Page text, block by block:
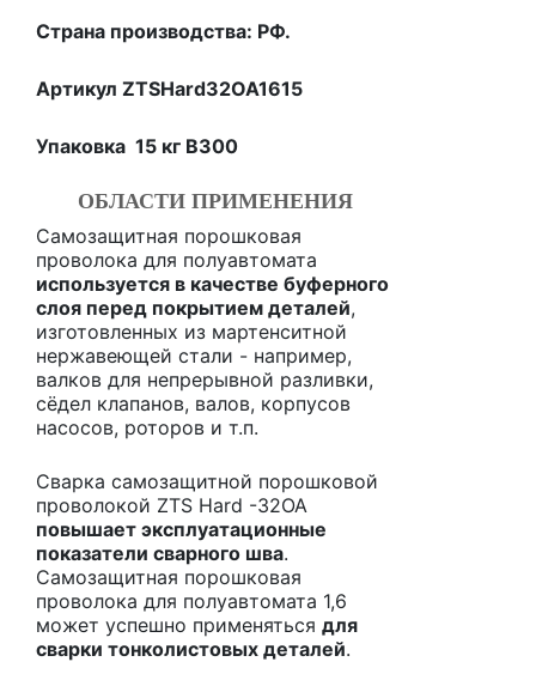
Страна производства: РФ.
Артикул ZTSHard32OA1615
Упаковка 15 кг В300
ОБЛАСТИ ПРИМЕНЕНИЯ
Самозащитная порошковая
проволока для полуавтомата
используется в качестве буферного
слоя перед покрытием деталей,
изготовленных из мартенситной
нержавеющей стали - например,
валков для непрерывной разливки,
сёдел клапанов, валов, корпусов
насосов, роторов и т.п.
Сварка самозащитной порошковой
проволокой ZTS Hard -32OA
повышает эксплуатационные
показатели сварного шва.
Самозащитная порошковая
проволока для полуавтомата 1,6
может успешно применяться для
сварки тонколистовых деталей.